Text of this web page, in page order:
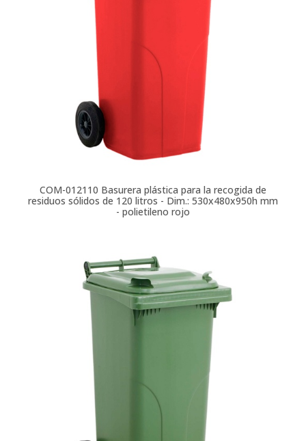
COM-012110 Basurera plástica para la recogida de
residuos sólidos de 120 litros - Dim.: 530x480x950h mm
- polietileno rojo